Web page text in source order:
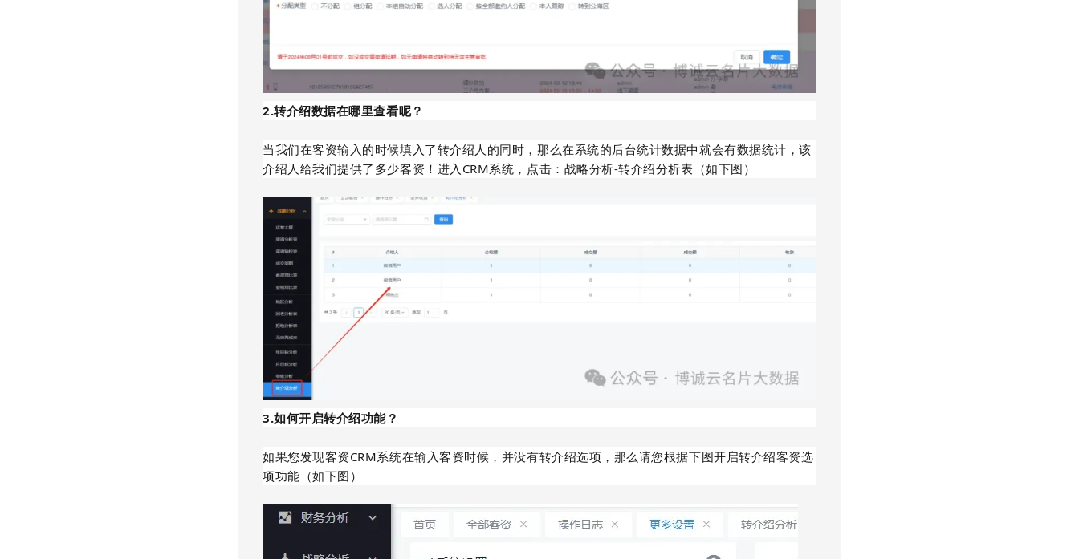
2.转介绍数据在哪里查看呢？
当我们在客资输入的时候填入了转介绍人的同时，那么在系统的后台统计数据中就会有数据统计，该
介绍人给我们提供了多少客资！进入CRM系统，点击：战略分析-转介绍分析表（如下图）
3.如何开启转介绍功能？
如果您发现客资CRM系统在输入客资时候，并没有转介绍选项，那么请您根据下图开启转介绍客资选
项功能（如下图）